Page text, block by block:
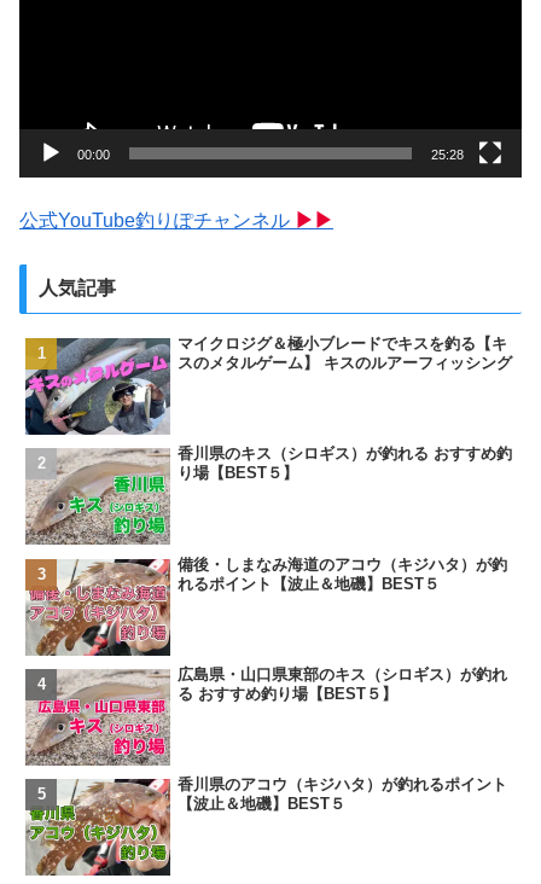
00:00 25:28
公式YouTube釣りぽチャンネル ▶▶
人気記事
マイクロジグ＆極小ブレードでキスを釣る【キ
スのメタルゲーム】 キスのルアーフィッシング
香川県のキス（シロギス）が釣れる おすすめ釣
り場【BEST５】
備後・しまなみ海道のアコウ（キジハタ）が釣
れるポイント【波止＆地磯】BEST５
広島県・山口県東部のキス（シロギス）が釣れ
る おすすめ釣り場【BEST５】
香川県のアコウ（キジハタ）が釣れるポイント
【波止＆地磯】BEST５